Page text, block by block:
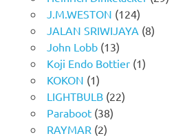
J.M.WESTON (124)
JALAN SRIWIJAYA (8)
John Lobb(13)
Koji Endo Bottier(1)
KOKON (1)
LIGHTBULB(22)
Paraboot(38)
RAYMAR (2)